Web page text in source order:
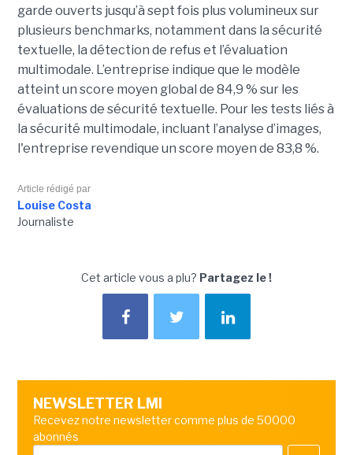
garde ouverts jusqu’à sept fois plus volumineux sur
plusieurs benchmarks, notamment dans la sécurité
textuelle, la détection de refus et l’évaluation
multimodale. L’entreprise indique que le modèle
atteint un score moyen global de 84,9 % sur les
évaluations de sécurité textuelle. Pour les tests liés à
la sécurité multimodale, incluant l’analyse d’images,
l'entreprise revendique un score moyen de 83,8 %.
Article rédigé par
Louise Costa
Journaliste
Cet article vous a plu? Partagez le !
NEWSLETTER LMI
Recevez notre newsletter comme plus de 50000
abonnés